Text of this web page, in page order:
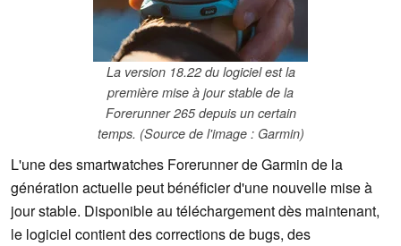
La version 18.22 du logiciel est la
première mise à jour stable de la
Forerunner 265 depuis un certain
temps. (Source de l'image : Garmin)
L'une des smartwatches Forerunner de Garmin de la
génération actuelle peut bénéficier d'une nouvelle mise à
jour stable. Disponible au téléchargement dès maintenant,
le logiciel contient des corrections de bugs, des